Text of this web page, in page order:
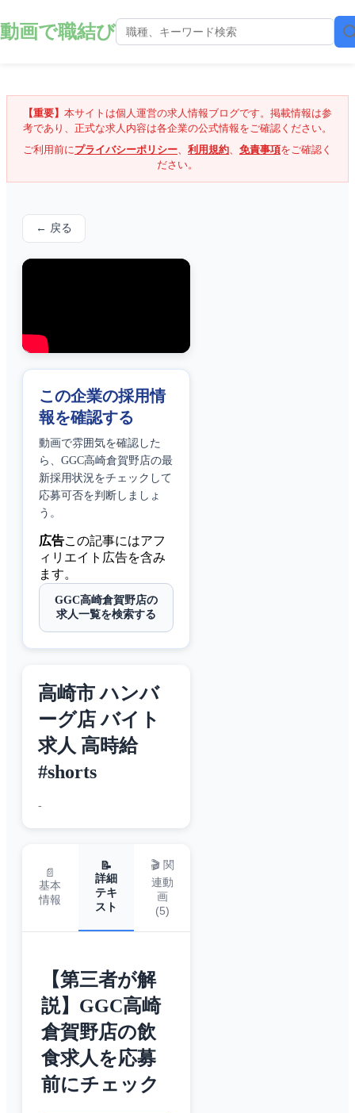
動画で職結び
【重要】 本サイトは個人運営の求人情報ブログです。掲載情報は参
考であり、正式な求人内容は各企業の公式情報をご確認ください。
ご利用前にプライバシーポリシー、 利用規約、 免責事項をご確認く
ださい。
← 戻る
この企業の採用情
報を確認する
動画で雰囲気を確認した
ら、 GGC高崎倉賀野店の最
新採用状況をチェックして
応募可否を判断しましょ
う。
広告この記事にはアフ
ィリエイト広告を含み
ます。
GGC高崎倉賀野店の
求人一覧を検索する
高崎市 ハンバ
ーグ店 バイト
求人 高時給
#shorts
-
📄
基本
情報
📝
詳細
テキ
スト
🎬 関
連動
画
(5)
【第三者が解
説】GGC高崎
倉賀野店の飲
食求人を応募
前にチェック